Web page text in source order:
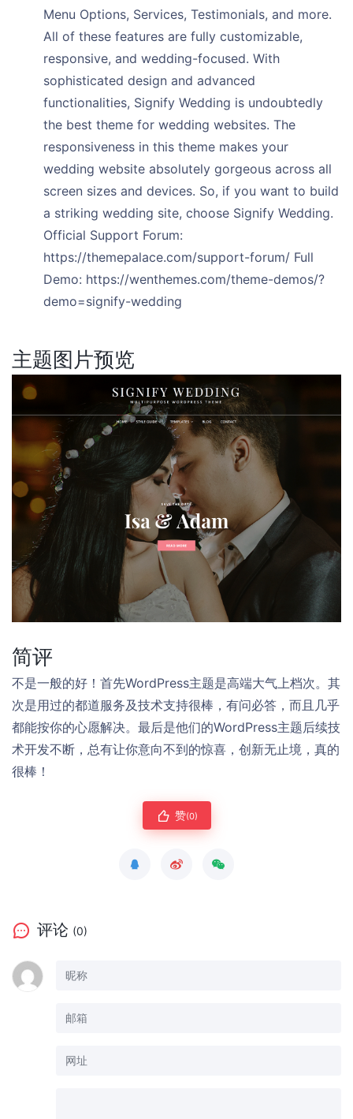
Menu Options, Services, Testimonials, and more.
All of these features are fully customizable,
responsive, and wedding-focused. With
sophisticated design and advanced
functionalities, Signify Wedding is undoubtedly
the best theme for wedding websites. The
responsiveness in this theme makes your
wedding website absolutely gorgeous across all
screen sizes and devices. So, if you want to build
a striking wedding site, choose Signify Wedding.
Official Support Forum:
https://themepalace.com/support-forum/ Full
Demo: https://wenthemes.com/theme-demos/?
demo=signify-wedding
主题图片预览
简评
不是一般的好！首先WordPress主题是高端大气上档次。其
次是用过的都道服务及技术支持很棒，有问必答，而且几乎
都能按你的心愿解决。最后是他们的WordPress主题后续技
术开发不断，总有让你意向不到的惊喜，创新无止境，真的
很棒！
赞(0)
评论 (0)